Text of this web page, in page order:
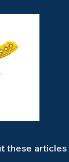
these articles